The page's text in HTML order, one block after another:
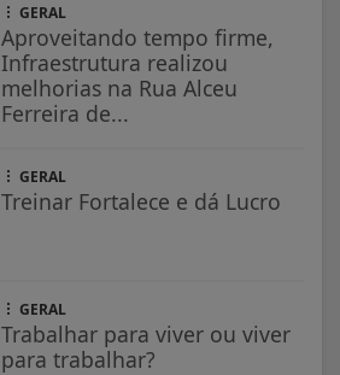
GERAL
Aproveitando tempo firme,
Infraestrutura realizou
melhorias na Rua Alceu
Ferreira de...
GERAL
Treinar Fortalece e dá Lucro
GERAL
Trabalhar para viver ou viver
para trabalhar?